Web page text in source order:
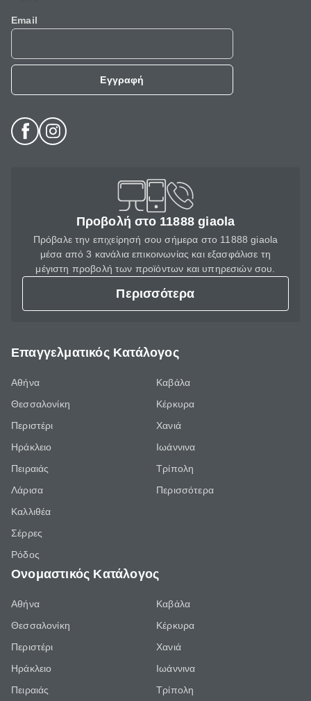
Email
Εγγραφή
Προβολή στο 11888 giaola
Πρόβαλε την επιχείρησή σου σήμερα στο 11888 giaola
μέσα από 3 κανάλια επικοινωνίας και εξασφάλισε τη
μέγιστη προβολή των προϊόντων και υπηρεσιών σου.
Περισσότερα
Επαγγελματικός Κατάλογος
Αθήνα
Θεσσαλονίκη
Περιστέρι
Ηράκλειο
Πειραιάς
Λάρισα
Καλλιθέα
Σέρρες
Ρόδος
Καβάλα
Κέρκυρα
Χανιά
Ιωάννινα
Τρίπολη
Περισσότερα
Ονομαστικός Κατάλογος
Αθήνα
Θεσσαλονίκη
Περιστέρι
Ηράκλειο
Πειραιάς
Καβάλα
Κέρκυρα
Χανιά
Ιωάννινα
Τρίπολη